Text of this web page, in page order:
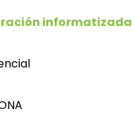
informatizada